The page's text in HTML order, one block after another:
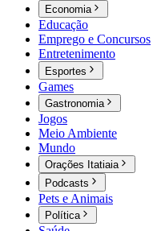
Economia
Educação
Emprego e Concursos
Entretenimento
Esportes
Games
Gastronomia
Jogos
Meio Ambiente
Mundo
Orações Itatiaia
Podcasts
Pets e Animais
Política